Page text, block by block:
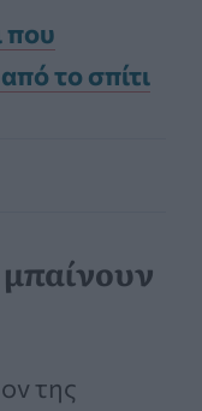
που
το σπίτι
της